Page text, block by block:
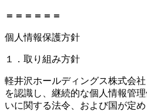
＝＝＝＝＝＝
個人情報保護方針
１．取り組み方針
軽井沢ホールディングス株式会
を認識し、継続的な個人情報管
いに関する法令、および国が定